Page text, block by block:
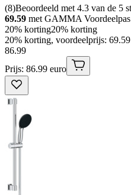
(8)Beoordeeld met 4.3 van de 5
69.59 met GAMMA Voordeelpas
20% korting20% korting
20% korting, voordeelprijs:
86.99
Prijs: 86.99 euro